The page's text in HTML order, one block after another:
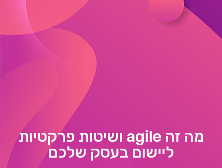
מה זה agile ושיטות פרקטיות
ליישום בעסק שלכם